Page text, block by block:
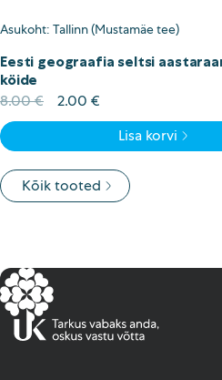
Asukoht: Tallinn (Mustamäe tee)
Eesti geograafia seltsi
köide
8.00€
Algne
hind
8.00 €.
2.00 €
price
2.00 €.
Lisa korvi
Kõik tooted